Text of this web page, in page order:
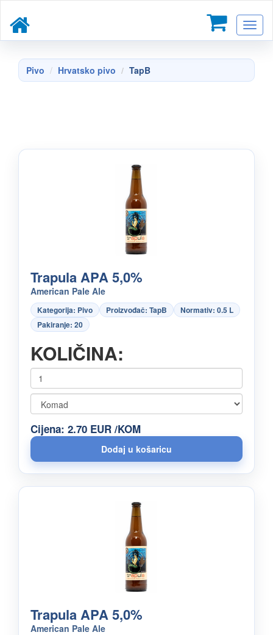
Pivo Hrvatsko pivo TapB
Trapula APA 5,0%
American Pale Ale
Kategorija: Pivo Proizvođač: TapB
Normativ: 0.5 L
Pakiranje: 20
KOLIČINA:
Cijena: 2.70 EUR /KOM
Trapula APA 5,0%
American Pale Ale